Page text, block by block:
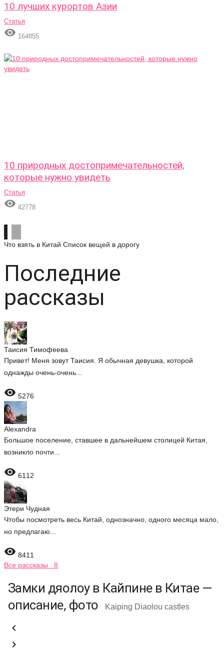
10 лучших курортов Азии
Статья
 164855
10 природных достопримечательностей,
которые нужно увидеть
Статья
 42778
Что взять в Китай Список вещей в дорогу
Последние
рассказы
Таисия Тимофеева
Привет! Меня зовут Таисия. Я обычная девушка, которой
однажды очень-очень...
 5276
Alexandra
Большое поселение, ставшее в дальнейшем столицей Китая,
возникло почти...
 6112
Этери Чудная
Чтобы посмотреть весь Китай, однозначно, одного месяца мало,
но предлагаю...
 8411
Все рассказы 8
Замки дяолоу в Кайпине в Китае —
описание, фото
Kaiping Diaolou castles

